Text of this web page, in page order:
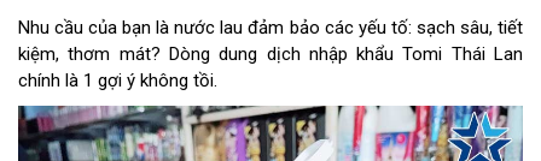
Nhu cầu của bạn là nước lau đảm bảo các yếu tố: sạch sâu, tiết
kiệm, thơm mát? Dòng dung dịch nhập khẩu Tomi Thái Lan
chính là 1 gợi ý không tồi.